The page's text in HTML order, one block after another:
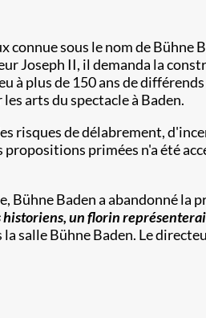
connue sous le nom de
Joseph II, il demanda la
à plus de 150 ans de
arts du spectacle à Baden.
risques de délabrement,
primées n'a été
Bühne Baden a abandonné
historiens, un florin
salle Bühne Baden. Le